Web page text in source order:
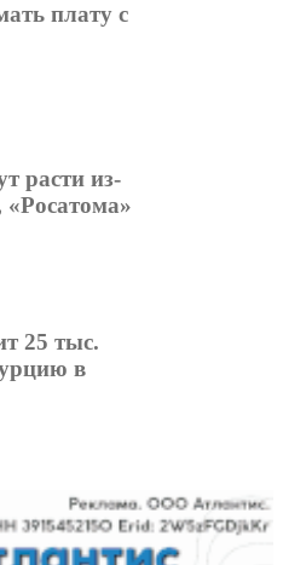
плату с
расти из-
25 тыс.
в